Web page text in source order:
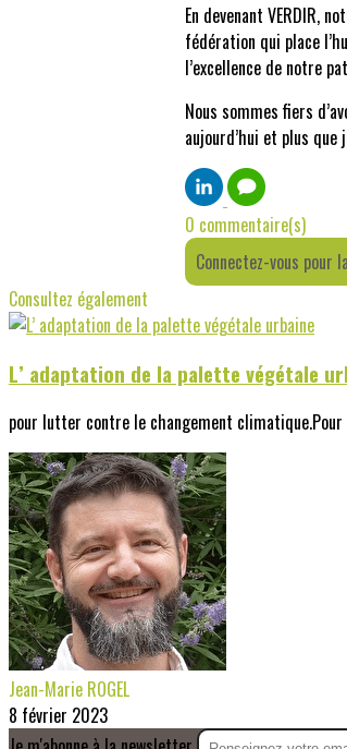
En devenant VERDIR,
fédération qui place
l’excellence de notre
Nous sommes fiers
aujourd’hui et plus que
0 commentaire(s)
Connectez-vous pour
Consultez également
L’ adaptation de la palette végétale
pour lutter contre le changement
Jean-Marie ROGEL
8 février 2023